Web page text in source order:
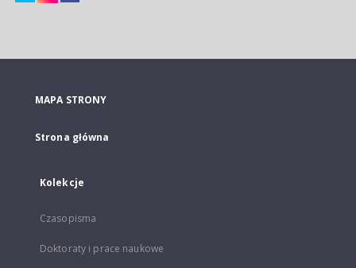
MAPA STRONY
Strona główna
Kolekcje
Czasopisma
Doktoraty i prace naukowe